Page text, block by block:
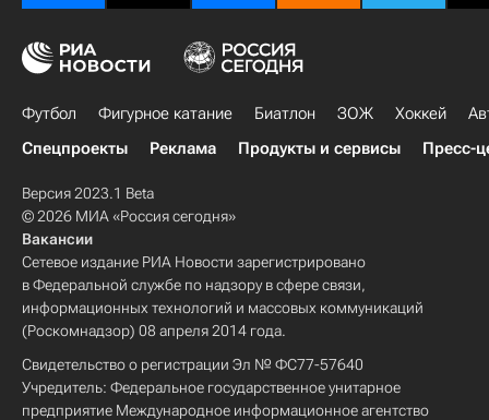
Футбол Фигурное катание Биатлон ЗОЖ Хоккей
Спецпроекты
Реклама Продукты и сервисы Пресс-
Версия 2023.1 Beta
© 2026 МИА «Россия сегодня»
Вакансии
Сетевое издание РИА Новости зарегистрировано
в Федеральной службе по надзору в сфере связи,
информационных технологий и массовых коммуникаций
(Роскомнадзор) 08 апреля 2014 года.
Свидетельство о регистрации Эл № ФС77-57640
Учредитель: Федеральное государственное унитарное
предприятие Международное информационное агентство